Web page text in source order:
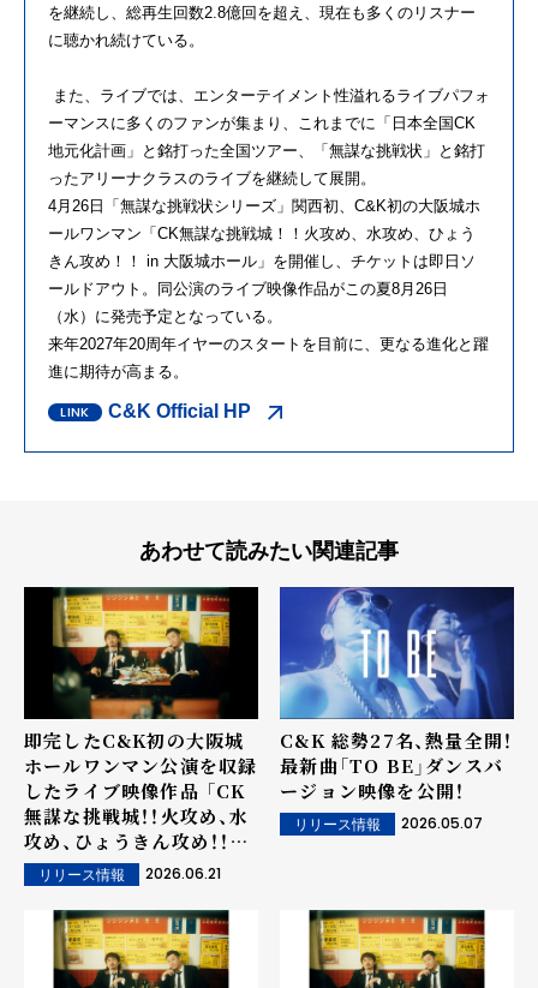
を継続し、総再生回数2.8億回を超え、現在も多くのリスナー
に聴かれ続けている。
また、ライブでは、エンターテイメント性溢れるライブパフォ
ーマンスに多くのファンが集まり、これまでに「日本全国CK
地元化計画」と銘打った全国ツアー、「無謀な挑戦状」と銘打
ったアリーナクラスのライブを継続して展開。
4月26日「無謀な挑戦状シリーズ」関西初、C&K初の大阪城ホ
ールワンマン「CK無謀な挑戦城！！火攻め、水攻め、ひょう
きん攻め！！ in 大阪城ホール」を開催し、チケットは即日ソ
ールドアウト。同公演のライブ映像作品がこの夏8月26日
（水）に発売予定となっている。
来年2027年20周年イヤーのスタートを目前に、更なる進化と躍
進に期待が高まる。
C&K Official HP
あわせて読みたい関連記事
即完したC&K初の大阪城
ホールワンマン公演を収録
したライブ映像作品 「CK
無謀な挑戦城！！火攻め、水
攻め、ひょうきん攻め！！
in 大阪城ホール」
8/26（水）発売決定！
リリース情報 2026.06.21
C&K 総勢27名、熱量全開！
最新曲「TO BE」ダンスバ
ージョン映像を公開！
リリース情報 2026.05.07